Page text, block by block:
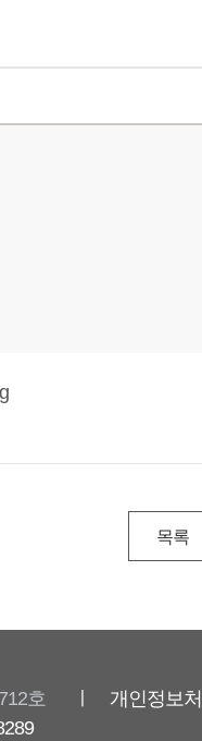
목록
712호
ㅣ 개인정보